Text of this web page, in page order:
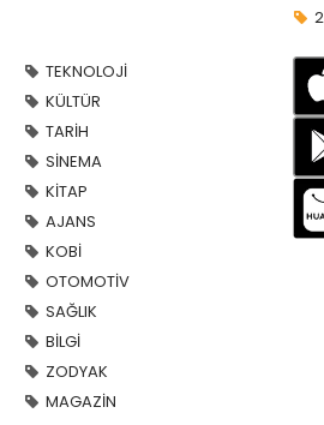
TEKNOLOJİ
KÜLTÜR
TARİH
SİNEMA
KİTAP
AJANS
KOBİ
OTOMOTİV
SAĞLIK
BİLGİ
ZODYAK
MAGAZİN